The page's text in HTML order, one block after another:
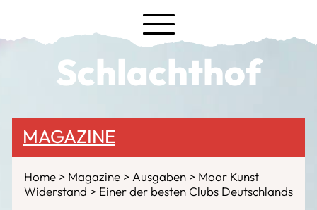
Schlachthof
MAGAZINE
Home Magazine Ausgaben
Moor Kunst
Widerstand
Einer der besten Clubs Deutschlands